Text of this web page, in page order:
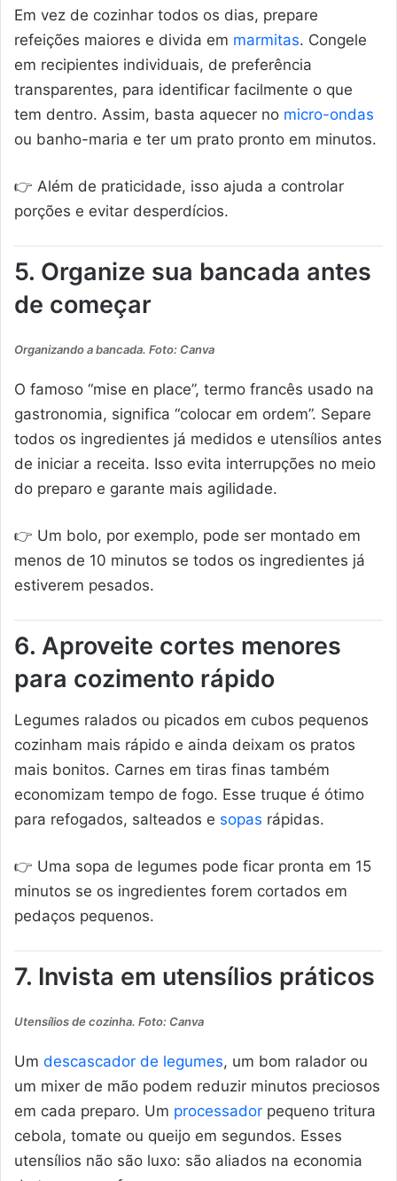
Em vez de cozinhar todos os dias, prepare
refeições maiores e divida em marmitas. Congele
em recipientes individuais, de preferência
transparentes, para identificar facilmente o que
tem dentro. Assim, basta aquecer no micro-ondas
ou banho-maria e ter um prato pronto em minutos.
👉 Além de praticidade, isso ajuda a controlar
porções e evitar desperdícios.
5. Organize sua bancada antes
de começar
Organizando a bancada. Foto: Canva
O famoso “mise en place”, termo francês usado na
gastronomia, significa “colocar em ordem”. Separe
todos os ingredientes já medidos e utensílios antes
de iniciar a receita. Isso evita interrupções no meio
do preparo e garante mais agilidade.
👉 Um bolo, por exemplo, pode ser montado em
menos de 10 minutos se todos os ingredientes já
estiverem pesados.
6. Aproveite cortes menores
para cozimento rápido
Legumes ralados ou picados em cubos pequenos
cozinham mais rápido e ainda deixam os pratos
mais bonitos. Carnes em tiras finas também
economizam tempo de fogo. Esse truque é ótimo
para refogados, salteados e sopas rápidas.
👉 Uma sopa de legumes pode ficar pronta em 15
minutos se os ingredientes forem cortados em
pedaços pequenos.
7. Invista em utensílios práticos
Utensílios de cozinha. Foto: Canva
Um descascador de legumes, um bom ralador ou
um mixer de mão podem reduzir minutos preciosos
em cada preparo. Um processador pequeno tritura
cebola, tomate ou queijo em segundos. Esses
utensílios não são luxo: são aliados na economia